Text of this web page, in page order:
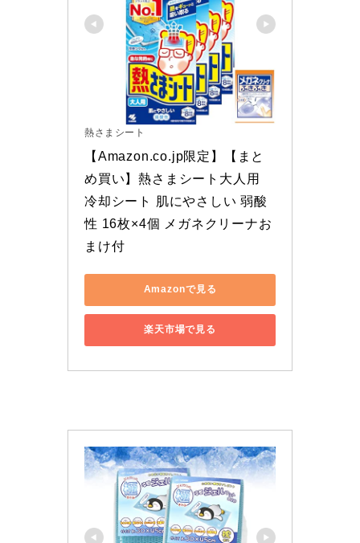
熱さまシート
【Amazon.co.jp限定】【まと
め買い】熱さまシート大人用
冷却シート 肌にやさしい 弱酸
性 16枚×4個 メガネクリーナお
まけ付
Amazonで見る
楽天市場で見る